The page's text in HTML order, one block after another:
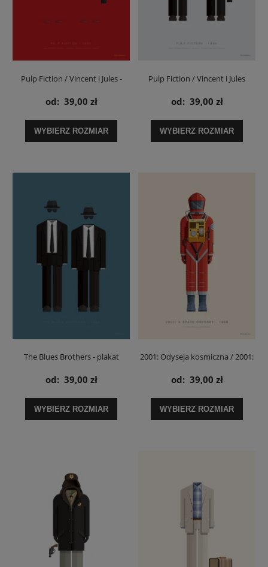
Pulp Fiction / Vincent i Jules -
plakat
od: 39,00 zł
WYBIERZ ROZMIAR
Pulp Fiction / Vincent i Jules
garnitury - plakat
od: 39,00 zł
WYBIERZ ROZMIAR
The Blues Brothers - plakat
od: 39,00 zł
WYBIERZ ROZMIAR
2001: Odyseja kosmiczna / 2001:
A Space Odyssey Dave Bowman -
plakat
od: 39,00 zł
WYBIERZ ROZMIAR